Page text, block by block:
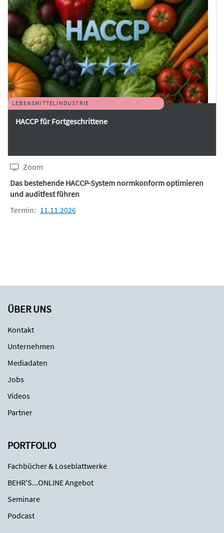
LEBENSMITTELINDUSTRIE
HACCP für Fortgeschrittene
Zoom
Das bestehende HACCP-System normkonform optimieren
und auditfest führen
Termin: 11.11.2026
ÜBER UNS
Kontakt
Unternehmen
Mediadaten
Jobs
Videos
Partner
PORTFOLIO
Fachbücher & Loseblattwerke
BEHR'S...ONLINE Angebot
Seminare
Podcast